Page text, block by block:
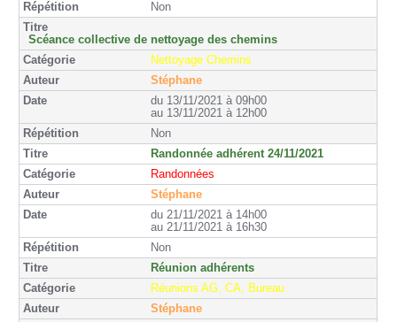
Non
Scéance collective de nettoyage des chemins
Nettoyage Chemins
Stéphane
du 13/11/2021 à 09h00
au 13/11/2021 à 12h00
Non
Randonnée adhérent 24/11/2021
Randonnées
Stéphane
du 21/11/2021 à 14h00
au 21/11/2021 à 16h30
Non
Réunion adhérents
Réunions AG, CA, Bureau
Stéphane